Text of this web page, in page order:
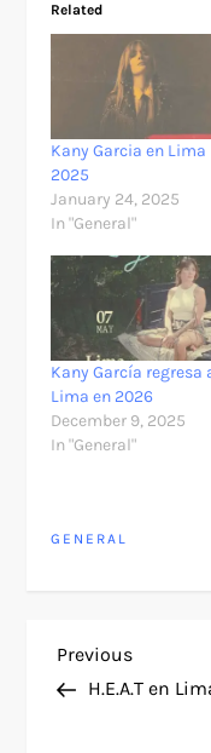
Related
Kany Garcia en Lima
2025
January 24, 2025
In "General"
Kany García regresa
Lima en 2026
December 9, 2025
In "General"
GENERAL
P
Previous
Post
Previous
H.E.A.T en